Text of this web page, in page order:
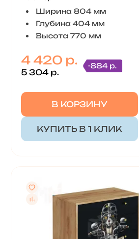
Ширина 804 мм
Глубина 404 мм
Высота 770 мм
4 420 р.
5 304 р.
-884 р.
В КОРЗИНУ
КУПИТЬ В 1 КЛИК